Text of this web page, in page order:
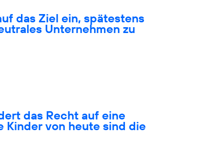
das Ziel ein, spätestens
Unternehmen zu
das Recht auf eine
Kinder von heute sind die